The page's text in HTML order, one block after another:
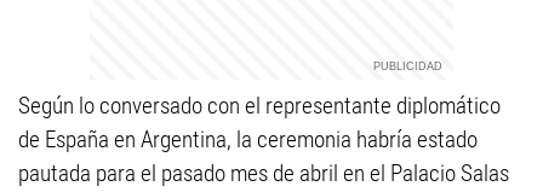
Según lo conversado con el representante diplomático
de España en Argentina, la ceremonia habría estado
pautada para el pasado mes de abril en el Palacio Salas